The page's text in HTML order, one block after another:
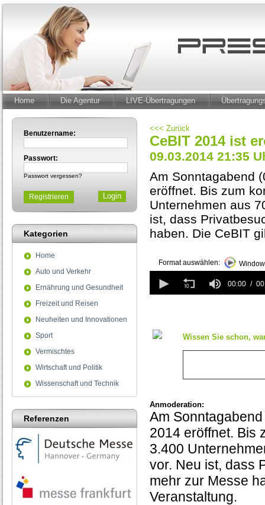
Home Die Agentur LIVE-Übertragungen
Benutzername:
Passwort:
Passwort vergessen?
Registrieren
Kategorien
Home
Auto und Verkehr
Ernährung und Gesundheit
Freizeit und Reisen
Neuheiten und Innovationen
Sport
Vermischtes
Wirtschaft und Politik
Wissenschaft und Technik
Referenzen
<<< Zurück
CeBIT 2014 ist
09.03.2014 21:35
Am Sonntagabend
eröffnet. Bis zum
Unternehmen aus
ist, dass
haben. Die CeBIT
Format auswählen:
seconds
of
00:00
Wissen Sie schon,
Anmoderation:
Am
2014 eröffnet. Bis
3.400
vor. Neu ist, dass
mehr zur Messe
Veranstaltung.